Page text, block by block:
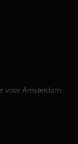
voor Amsterdam